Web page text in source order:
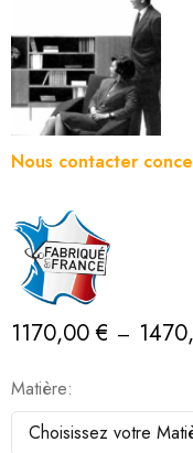
Nous contacter
1170,00€ –
Matière